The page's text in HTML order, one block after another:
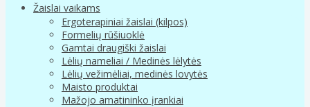
Žaislai vaikams
Ergoterapiniai žaislai (kilpos)
Formelių rūšiuoklė
Gamtai draugiški žaislai
Lėlių nameliai / Medinės lėlytės
Lėlių vežimėliai, medinės lovytės
Maisto produktai
Mažojo amatininko įrankiai